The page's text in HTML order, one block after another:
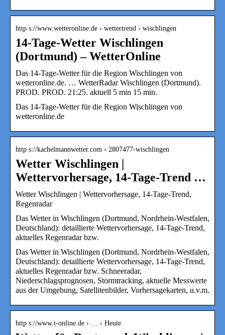
http s://www.wetteronline.de › wettertrend › wischlingen
14-Tage-Wetter Wischlingen
(Dortmund) – WetterOnline
Das 14-Tage-Wetter für die Region Wischlingen von
wetteronline.de. … WetterRadar Wischlingen (Dortmund).
PROD. PROD. 21:25. aktuell 5 min 15 min.
Das 14-Tage-Wetter für die Region Wischlingen von
wetteronline.de
http s://kachelmannwetter.com › 2807477-wischlingen
Wetter Wischlingen |
Wettervorhersage, 14-Tage-Trend …
Wetter Wischlingen | Wettervorhersage, 14-Tage-Trend,
Regenradar
Das Wetter in Wischlingen (Dortmund, Nordrhein-Westfalen,
Deutschland): detaillierte Wettervorhersage, 14-Tage-Trend,
aktuelles Regenradar bzw.
Das Wetter in Wischlingen (Dortmund, Nordrhein-Westfalen,
Deutschland): detaillierte Wettervorhersage, 14-Tage-Trend,
aktuelles Regenradar bzw. Schneeradar,
Niederschlagsprognosen, Stormtracking, aktuelle Messwerte
aus der Umgebung, Satellitenbilder, Vorhersagekarten, u.v.m.
http s://www.t-online.de › … › Heute